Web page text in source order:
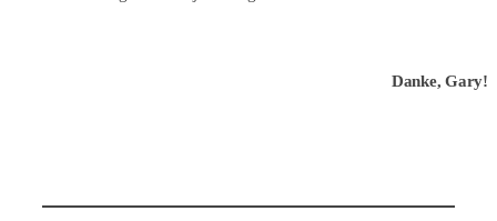
Danke, Gary!